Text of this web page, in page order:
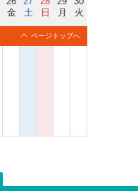
金
土
日
月
火
ページトップへ